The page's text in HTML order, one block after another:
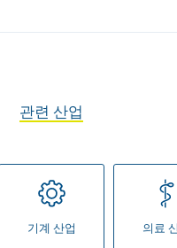
관련 산업
기계 산업 의료